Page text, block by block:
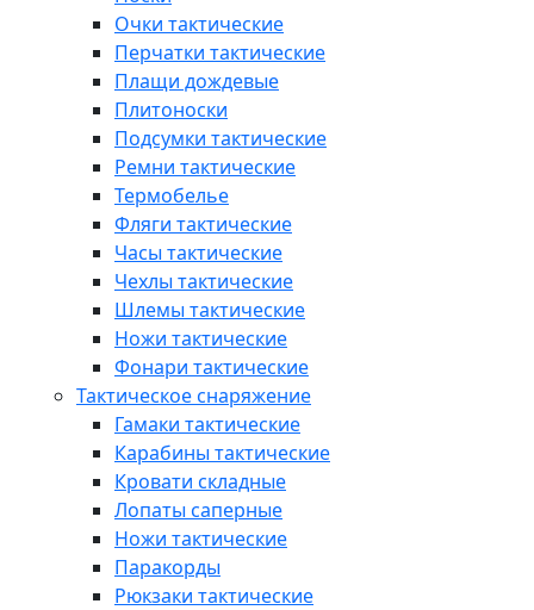
Очки тактические
Перчатки тактические
Плащи дождевые
Плитоноски
Подсумки тактические
Ремни тактические
Термобелье
Фляги тактические
Часы тактические
Чехлы тактические
Шлемы тактические
Ножи тактические
Фонари тактические
Тактическое снаряжение
Гамаки тактические
Карабины тактические
Кровати складные
Лопаты саперные
Ножи тактические
Паракорды
Рюкзаки тактические